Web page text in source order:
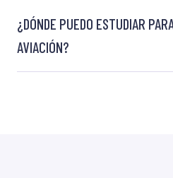
¿DÓNDE PUEDO ESTUDIAR
AVIACIÓN?